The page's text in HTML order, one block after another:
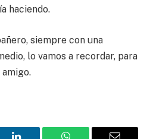
haciendo.
siempre con una
lo vamos a recordar, para